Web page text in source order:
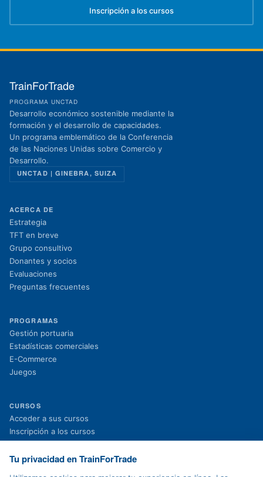
Inscripción a los cursos
(se abre en una nueva pestaña)
TrainForTrade
PROGRAMA UNCTAD
Desarrollo económico sostenible mediante la
formación y el desarrollo de capacidades.
Un programa emblemático de la Conferencia
de las Naciones Unidas sobre Comercio y
Desarrollo.
UNCTAD | GINEBRA, SUIZA
ACERCA DE
Estrategia
TFT en breve
Grupo consultivo
Donantes y socios
Evaluaciones
Preguntas frecuentes
PROGRAMAS
Gestión portuaria
Estadísticas comerciales
E-Commerce
Juegos
CURSOS
Acceder a sus cursos
Inscripción a los cursos
Proyectos en curso
Proyectos finalizados
Tu privacidad en TrainForTrade